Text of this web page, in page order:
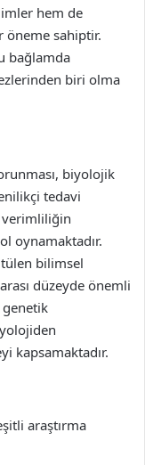
hem de
öneme sahiptir.
bağlamda
biri olma
biyolojik
tedavi
oynamaktadır.
bilimsel
düzeyde önemli
genetik
kapsamaktadır.
araştırma